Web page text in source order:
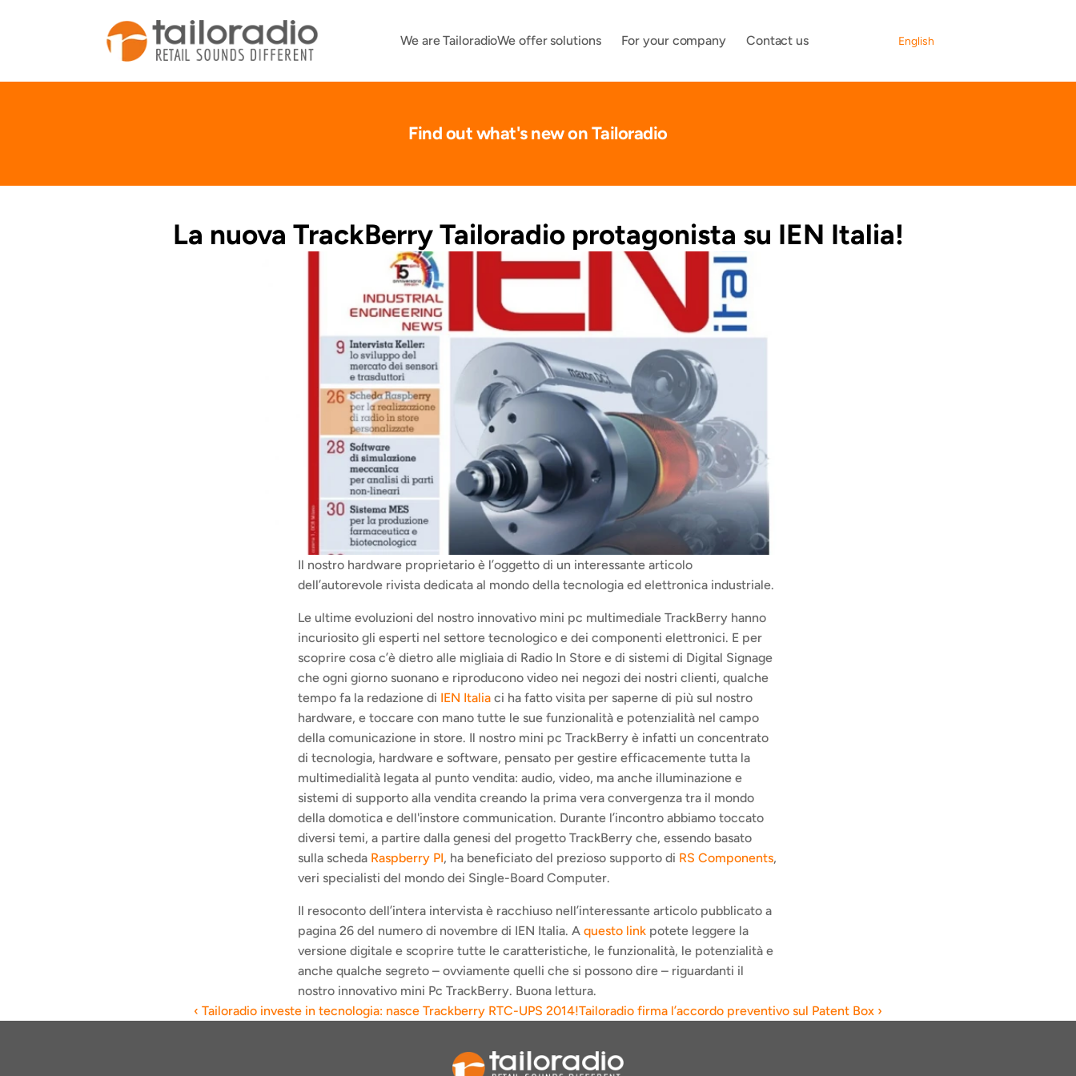
We are TailoradioWe offer solutions For your company Contact us English
Find out what's new on Tailoradio
La nuova TrackBerry Tailoradio protagonista su IEN Italia!
Il nostro hardware proprietario è l’oggetto di un interessante articolo
dell’autorevole rivista dedicata al mondo della tecnologia ed elettronica industriale.
Le ultime evoluzioni del nostro innovativo mini pc multimediale TrackBerry hanno
incuriosito gli esperti nel settore tecnologico e dei componenti elettronici. E per
scoprire cosa c’è dietro alle migliaia di Radio In Store e di sistemi di Digital Signage
che ogni giorno suonano e riproducono video nei negozi dei nostri clienti, qualche
tempo fa la redazione di IEN Italia ci ha fatto visita per saperne di più sul nostro
hardware, e toccare con mano tutte le sue funzionalità e potenzialità nel campo
della comunicazione in store. Il nostro mini pc TrackBerry è infatti un concentrato
di tecnologia, hardware e software, pensato per gestire efficacemente tutta la
multimedialità legata al punto vendita: audio, video, ma anche illuminazione e
sistemi di supporto alla vendita creando la prima vera convergenza tra il mondo
della domotica e dell'instore communication. Durante l’incontro abbiamo toccato
diversi temi, a partire dalla genesi del progetto TrackBerry che, essendo basato
sulla scheda Raspberry PI, ha beneficiato del prezioso supporto di RS Components,
veri specialisti del mondo dei Single-Board Computer.
Il resoconto dell’intera intervista è racchiuso nell’interessante articolo pubblicato a
pagina 26 del numero di novembre di IEN Italia. A questo link potete leggere la
versione digitale e scoprire tutte le caratteristiche, le funzionalità, le potenzialità e
anche qualche segreto – ovviamente quelli che si possono dire – riguardanti il
nostro innovativo mini Pc TrackBerry. Buona lettura.
‹ Tailoradio investe in tecnologia: nasce Trackberry RTC-UPS 2014!Tailoradio firma l’accordo preventivo sul Patent Box ›